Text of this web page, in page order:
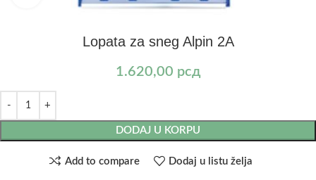
Lopata za sneg Alpin 2A
1.620,00 рсд
DODAJ U KORPU
Add to compare Dodaj u listu želja